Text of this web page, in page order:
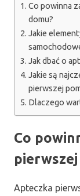
Co powinna
domu?
Jakie
Jak dbać o
Jakie są
pierwszej
Dlaczego
Co
Apteczka